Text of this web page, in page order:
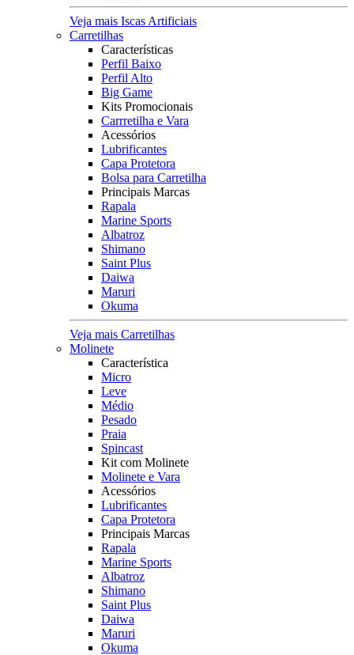
Veja mais Iscas Artificiais
Carretilhas
Características
Perfil Baixo
Perfil Alto
Big Game
Kits Promocionais
Carrretilha e Vara
Acessórios
Lubrificantes
Capa Protetora
Bolsa para Carretilha
Principais Marcas
Rapala
Marine Sports
Albatroz
Shimano
Saint Plus
Daiwa
Maruri
Okuma
Veja mais Carretilhas
Molinete
Característica
Micro
Leve
Médio
Pesado
Praia
Spincast
Kit com Molinete
Molinete e Vara
Acessórios
Lubrificantes
Capa Protetora
Principais Marcas
Rapala
Marine Sports
Albatroz
Shimano
Saint Plus
Daiwa
Maruri
Okuma